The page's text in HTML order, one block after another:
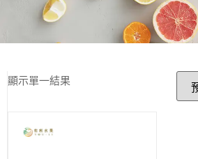
顯示單一結果